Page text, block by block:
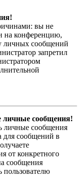
вы не
на конференцию,
личных сообщений
запретил
личные сообщения!
личные сообщения
для сообщений в
от конкретного
сообщения
пользователю